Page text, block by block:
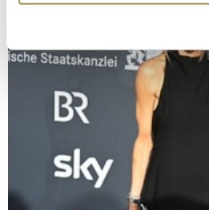
erfassen, welche bis auf
bestimmten Merkmalen
Erfahren Sie mehr darüber, wie
verarbeitet werden, und legen
Abschnitt Einzelheiten
Wir verwenden Cookies, um
personalisieren, Funktionen für
zu können und die Zugriffe auf